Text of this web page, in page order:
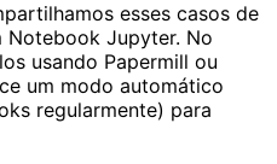
esses casos de
Notebook Jupyter. No
usando Papermill ou
um modo automático
regularmente) para